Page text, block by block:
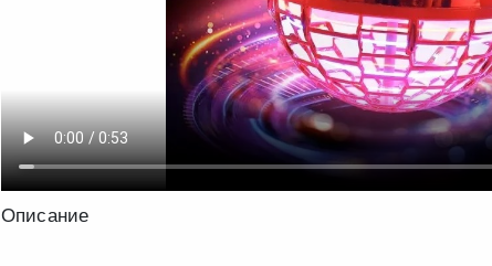
Описание